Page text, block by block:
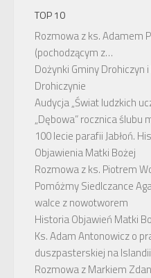
TOP 10
Rozmowa z ks. Adamem
(pochodzącym z…
Dożynki Gminy Drohiczyn
Drohiczynie
Audycja „Świat ludzkich
„Dębowa” rocznica ślubu
100 lecie parafii Jabłoń.
Objawienia Matki Bożej
Rozmowa z ks. Piotrem
Pomóżmy Siedlczance
walce z nowotworem
Historia Objawień Matki
Ks. Adam Antonowicz o
duszpasterskiej na Islandii
Rozmowa z Markiem